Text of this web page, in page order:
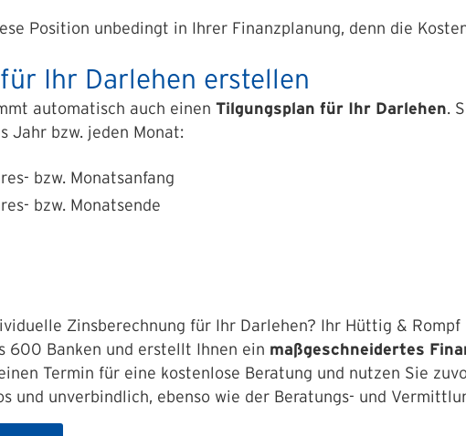
Position unbedingt in Ihrer Finanzplanung, denn die
Ihr Darlehen erstellen
automatisch auch einen Tilgungsplan für Ihr Darlehen.
Jahr bzw. jeden Monat:
bzw. Monatsanfang
bzw. Monatsende
Zinsberechnung für Ihr Darlehen? Ihr Hüttig &
600 Banken und erstellt Ihnen ein maßgeschneidertes
Termin für eine kostenlose Beratung und nutzen Sie
und unverbindlich, ebenso wie der Beratungs- und